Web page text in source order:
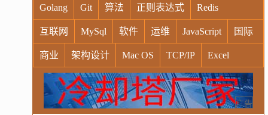
Golang Git 算法 正则表达式 Redis
互联网 MySql 软件 运维 JavaScript 国际
商业 架构设计 Mac OS TCP/IP Excel
Windows Oracle Socket VR Vim
MongoDB 运营 Python MemCache 硬件广告